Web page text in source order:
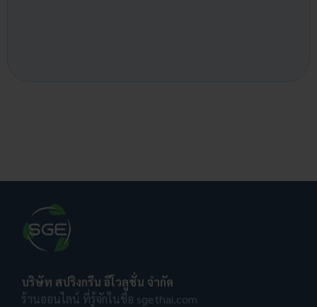
บริษัท สปริงกรีน อีโวลูชั่น จำกัด
ร้านออนไลน์ ที่รู้จักในชื่อ sgethai.com